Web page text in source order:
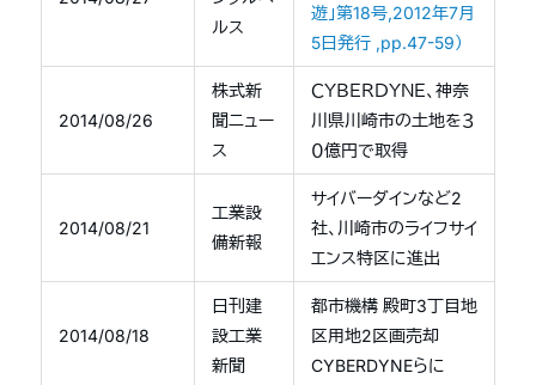
ルス
遊」第18号,2012年7月
5日発行 ,pp.47-59）
2014/08/26
株式新
聞ニュー
ス
ＣＹＢＥＲＤＹＮＥ、神奈
川県川崎市の土地を３
０億円で取得
2014/08/21
工業設
備新報
サイバーダインなど2
社、川崎市のライフサイ
エンス特区に進出
2014/08/18
日刊建
設工業
新聞
都市機構 殿町3丁目地
区用地2区画売却
CYBERDYNEらに